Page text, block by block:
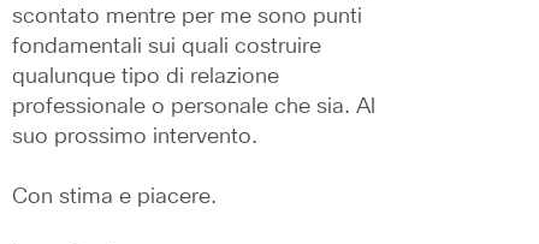
scontato mentre per me sono punti
fondamentali sui quali costruire
qualunque tipo di relazione
professionale o personale che sia. Al
suo prossimo intervento.
Con stima e piacere.